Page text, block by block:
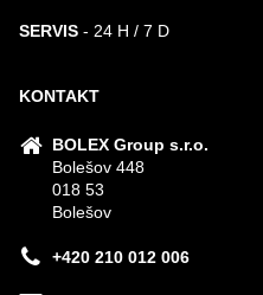
SERVIS - 24 H / 7 D
KONTAKT
BOLEX Group s.r.o.
Bolešov 448
018 53
Bolešov
+420 210 012 006